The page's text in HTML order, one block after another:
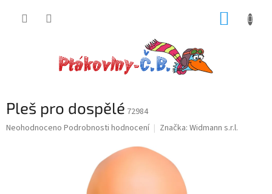
Pleš pro dospělé 72984
Průměrné
Neohodnoceno Podrobnosti hodnocení Značka: Widmann s.r.l.